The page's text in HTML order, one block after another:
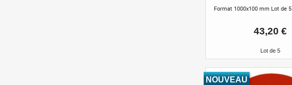
Format 1000x100 mm Lot de 5
Prix
43,20 €
Lot de 5
NOUVEAU